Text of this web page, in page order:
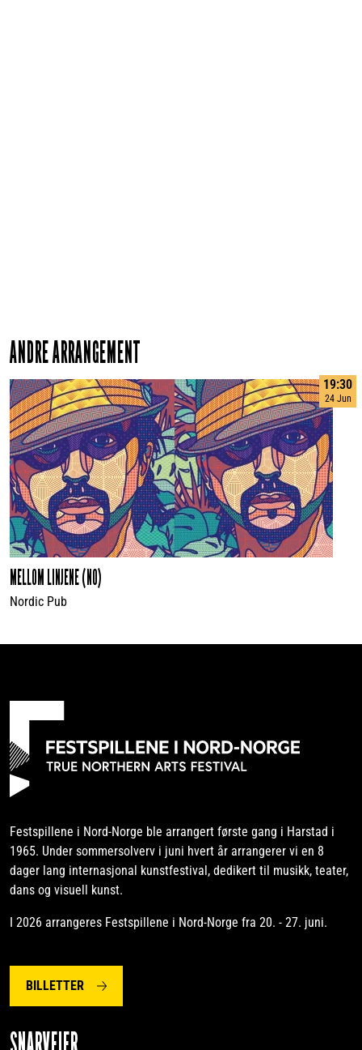
ANDRE ARRANGEMENT
19:30
24 Jun
MELLOM LINJENE (NO)
Nordic Pub
Festspillene i Nord-Norge ble arrangert første gang i Harstad i
1965. Under sommersolverv i juni hvert år arrangerer vi en 8
dager lang internasjonal kunstfestival, dedikert til musikk, teater,
dans og visuell kunst.
I 2026 arrangeres Festspillene i Nord-Norge fra 20. - 27. juni.
BILLETTER